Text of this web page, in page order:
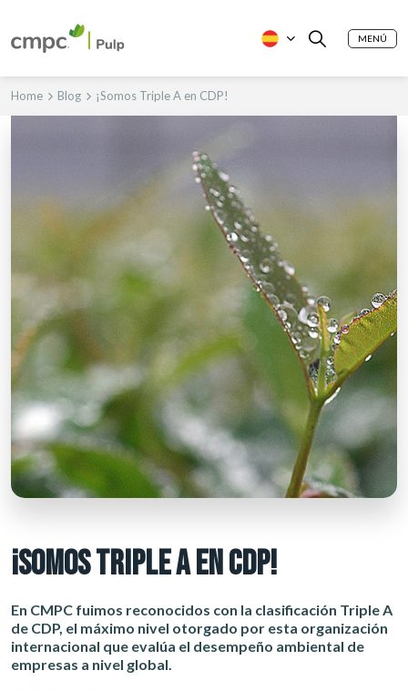
MENÚ
Home Blog ¡Somos Triple A en CDP!
¡SOMOS TRIPLE A EN CDP!
En CMPC fuimos reconocidos con la clasificación Triple A
de CDP, el máximo nivel otorgado por esta organización
internacional que evalúa el desempeño ambiental de
empresas a nivel global.